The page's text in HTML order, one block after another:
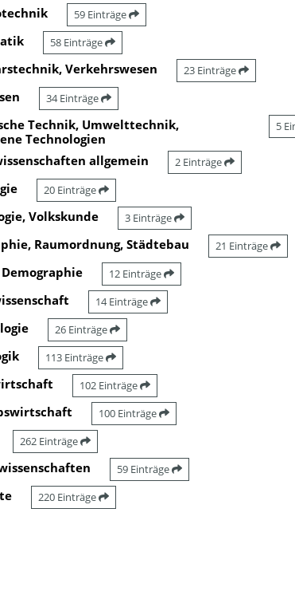
59 Einträge
58 Einträge
Verkehrswesen 23 Einträge
34 Einträge
Technik, Umwelttechnik,
Technologien
5
allgemein 2 Einträge
20 Einträge
Volkskunde 3 Einträge
Raumordnung, Städtebau 21 Einträge
Demographie 12 Einträge
14 Einträge
26 Einträge
113 Einträge
102 Einträge
100 Einträge
262 Einträge
59 Einträge
220 Einträge